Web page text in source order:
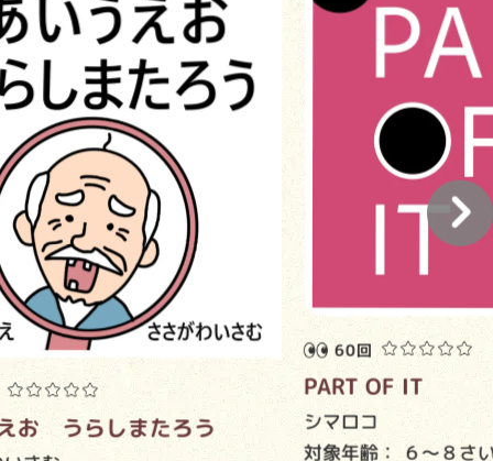
お うらしまたろう
60回
PART OF IT
シマロコ
対象年齢： ６～８さ